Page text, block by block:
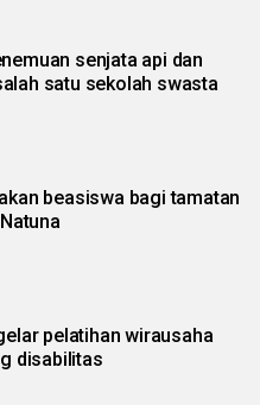
senjata api dan
satu sekolah swasta
beasiswa bagi tamatan
pelatihan wirausaha
disabilitas